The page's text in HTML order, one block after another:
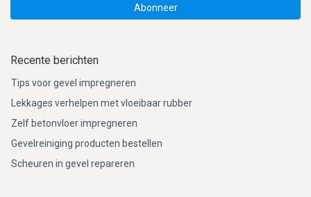
Abonneer
Recente berichten
Tips voor gevel impregneren
Lekkages verhelpen met vloeibaar rubber
Zelf betonvloer impregneren
Gevelreiniging producten bestellen
Scheuren in gevel repareren